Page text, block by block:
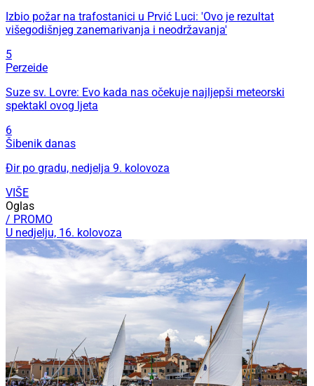
Izbio požar na trafostanici u Prvić Luci: 'Ovo je rezultat
višegodišnjeg zanemarivanja i neodržavanja'
5
Perzeide
Suze sv. Lovre: Evo kada nas očekuje najljepši meteorski
spektakl ovog ljeta
6
Šibenik danas
Đir po gradu, nedjelja 9. kolovoza
VIŠE
Oglas
/ PROMO
U nedjelju, 16. kolovoza